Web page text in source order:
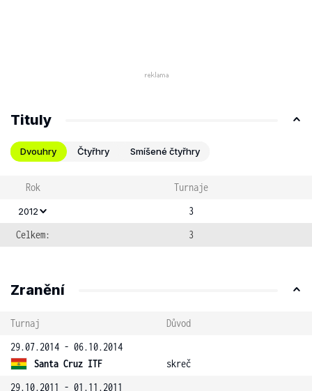
Tituly
Dvouhry Čtyřhry Smíšené čtyřhry
Rok Turnaje
2012
3
Celkem:
3
Zranění
Turnaj
Důvod
29.07.2014 - 06.10.2014
Santa Cruz ITF
skreč
29.10.2011 - 01.11.2011